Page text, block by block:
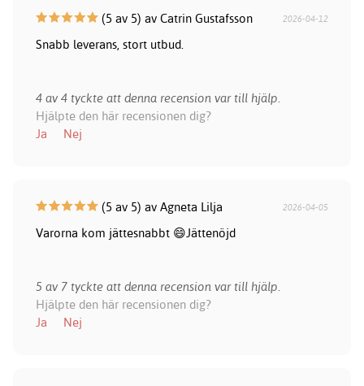
(5 av 5) av Catrin Gustafsson 2026-04-12
Snabb leverans, stort utbud.
4 av 4 tyckte att denna recension var till hjälp.
Hjälpte den här recensionen dig?
Ja
Nej
(5 av 5) av Agneta Lilja 2026-04-05
Varorna kom jättesnabbt 😄Jättenöjd
5 av 7 tyckte att denna recension var till hjälp.
Hjälpte den här recensionen dig?
Ja
Nej